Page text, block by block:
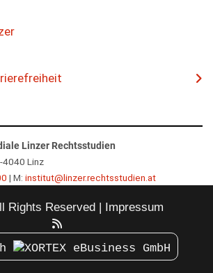
Linzer Rechtsstudien
4040 Linz
| M: institut@linzer.rechtsstudien.at
Rights Reserved Impressum